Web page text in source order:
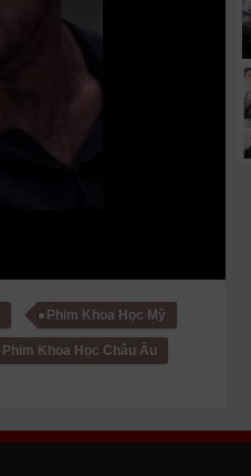
Phim Khoa Học Mỹ
Phim Khoa Học Châu Âu